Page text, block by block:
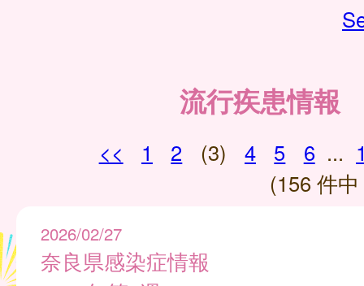
流行疾患情報
<< 1 2 (3) 4 5 6 ...
(156 件
2026/02/27
奈良県感染症情報